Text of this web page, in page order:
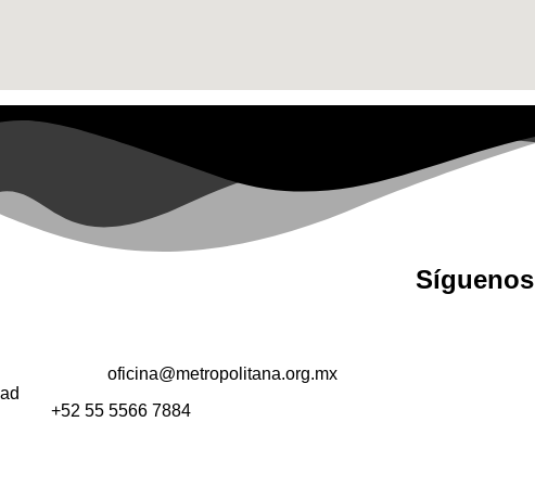
oficina@metropolitana.org.mx
+52 55 5566 7884
Síguenos